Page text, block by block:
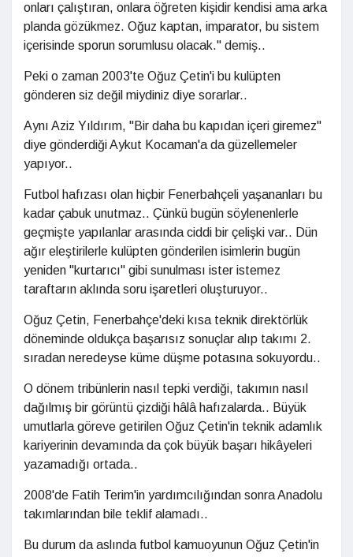
onları çalıştıran, onlara öğreten kişidir kendisi ama arka
planda gözükmez. Oğuz kaptan, imparator, bu sistem
içerisinde sporun sorumlusu olacak." demiş..
Peki o zaman 2003'te Oğuz Çetin'i bu kulüpten
gönderen siz değil miydiniz diye sorarlar..
Aynı Aziz Yıldırım, "Bir daha bu kapıdan içeri giremez"
diye gönderdiği Aykut Kocaman'a da güzellemeler
yapıyor..
Futbol hafızası olan hiçbir Fenerbahçeli yaşananları bu
kadar çabuk unutmaz.. Çünkü bugün söylenenlerle
geçmişte yapılanlar arasında ciddi bir çelişki var.. Dün
ağır eleştirilerle kulüpten gönderilen isimlerin bugün
yeniden "kurtarıcı" gibi sunulması ister istemez
taraftarın aklında soru işaretleri oluşturuyor..
Oğuz Çetin, Fenerbahçe'deki kısa teknik direktörlük
döneminde oldukça başarısız sonuçlar alıp takımı 2.
sıradan neredeyse küme düşme potasına sokuyordu..
O dönem tribünlerin nasıl tepki verdiği, takımın nasıl
dağılmış bir görüntü çizdiği hâlâ hafızalarda.. Büyük
umutlarla göreve getirilen Oğuz Çetin'in teknik adamlık
kariyerinin devamında da çok büyük başarı hikâyeleri
yazamadığı ortada..
2008'de Fatih Terim'in yardımcılığından sonra Anadolu
takımlarından bile teklif alamadı..
Bu durum da aslında futbol kamuoyunun Oğuz Çetin'in